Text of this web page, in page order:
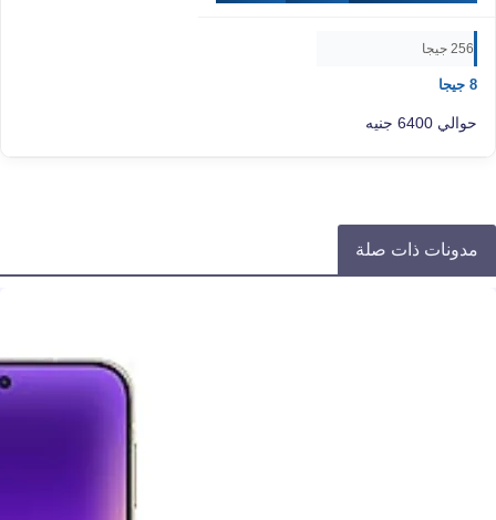
256 جيجا
8 جيجا
حوالي 6400 جنيه
مدونات ذات صلة